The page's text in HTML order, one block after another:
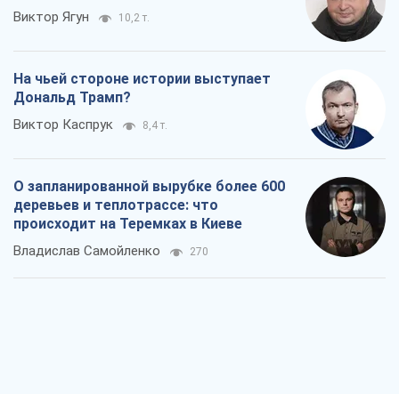
Виктор Ягун 10,2 т.
На чьей стороне истории выступает
Дональд Трамп?
Виктор Каспрук 8,4 т.
О запланированной вырубке более 600
деревьев и теплотрассе: что
происходит на Теремках в Киеве
Владислав Самойленко 270